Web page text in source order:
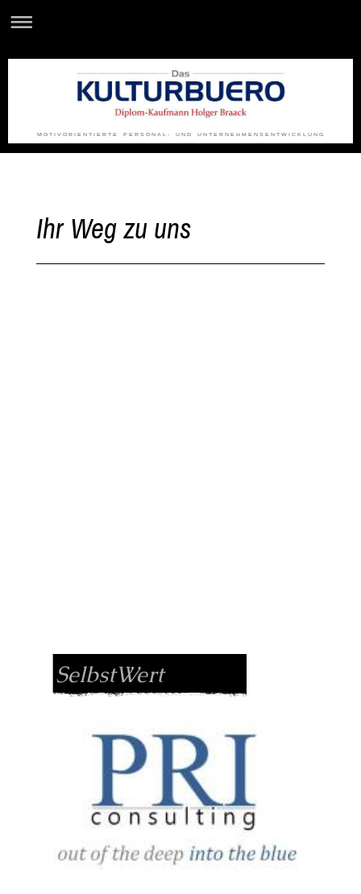
M O T I V O R I E N T I E R T E P E R S O N A L - U N D U N T E R N E H M E N S E N T W I C K L U N G
Ihr Weg zu uns
SelbstWert